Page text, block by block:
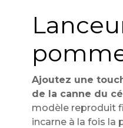
Ajoutez une
de la canne du
modèle reproduit
incarne à la fois la